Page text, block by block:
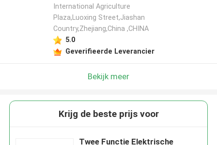
International Agriculture
Plaza,Luoxing Street,Jiashan
Country,Zhejiang,China ,CHINA
5.0
Geverifieerde Leverancier
Bekijk meer
Krijg de beste prijs voor
Twee Functie Elektrische